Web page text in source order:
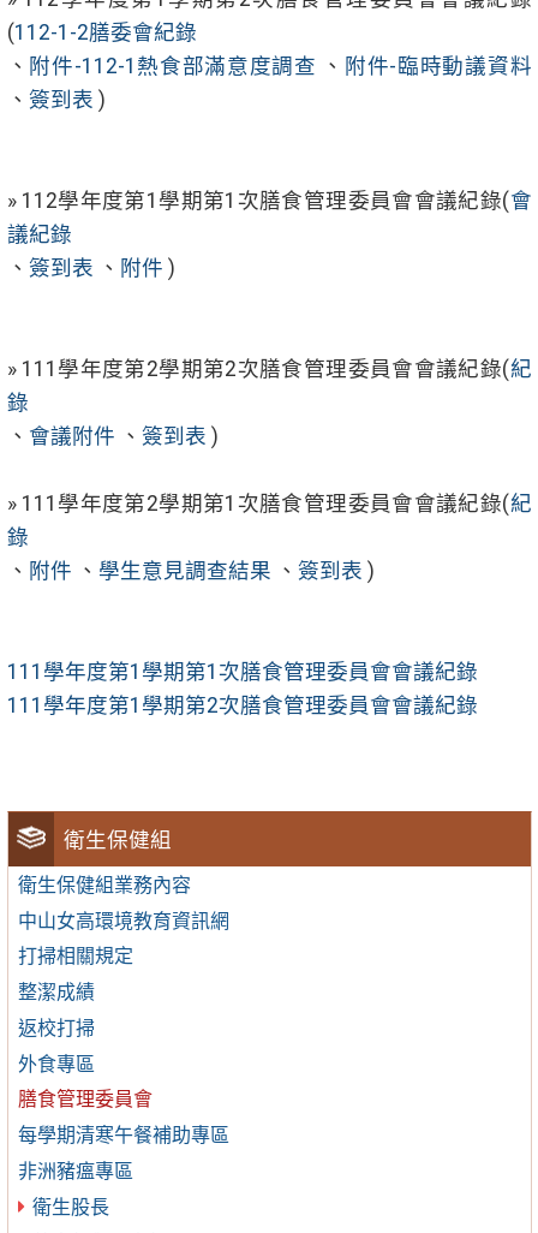
衛生保健組
衛生保健組業務內容
中山女高環境教育資訊網
打掃相關規定
整潔成績
返校打掃
外食專區
膳食管理委員會
每學期清寒午餐補助專區
非洲豬瘟專區
衛生股長
(112-1-2膳委會紀錄
、 附件-112-1熱食部滿意度調查 、 附件-臨時動議資料
、 簽到表 )
» 112學年度第1學期第1次膳食管理委員會會議紀錄(會
議紀錄
、 簽到表 、 附件 )
» 111學年度第2學期第2次膳食管理委員會會議紀錄(紀
錄
、 會議附件 、 簽到表 )
» 111學年度第2學期第1次膳食管理委員會會議紀錄(紀
錄
、 附件 、 學生意見調查結果 、 簽到表 )
111學年度第1學期第1次膳食管理委員會會議紀錄
111學年度第1學期第2次膳食管理委員會會議紀錄